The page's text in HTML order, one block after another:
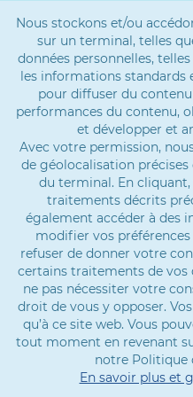
Nous stockons et/ou
sur un terminal, telles
données personnelles,
les informations standards
pour diffuser du
performances du contenu,
et développer et
Avec votre permission,
de géolocalisation
du terminal. En
traitements décrits
également accéder à des
modifier vos
refuser de donner votre
certains traitements de vos
ne pas nécessiter votre
droit de vous y opposer.
qu’à ce site web. Vous
tout moment en revenant
notre Politique
En savoir plus et